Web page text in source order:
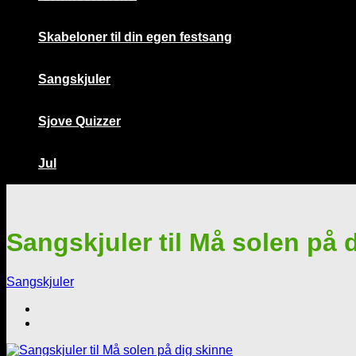
Skabeloner til din egen festsang
Sangskjuler
Sjove Quizzer
Jul
Sangskjuler til Må solen på
Sangskjuler